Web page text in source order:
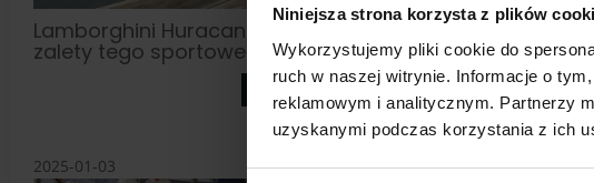
Niniejsza strona korzysta z plików
Wykorzystujemy pliki cookie do
ruch w naszej witrynie. Informacje o
reklamowym i analitycznym. Partnerzy
uzyskanymi podczas korzystania z ich
Lamborghini Huracan – główne
zalety tego sportowego auta
Subaru Impreza –
do jazdy na torze
2025-01-03 2024-12-10